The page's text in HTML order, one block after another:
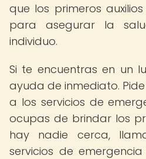
que los primeros
para asegurar la
individuo.
Si te encuentras en un
ayuda de inmediato.
a los servicios de
ocupas de brindar los
hay nadie cerca,
servicios de